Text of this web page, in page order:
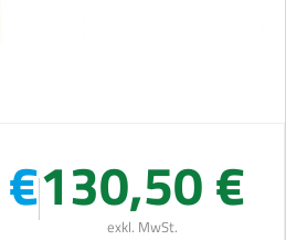
130,50 €
exkl. MwSt.